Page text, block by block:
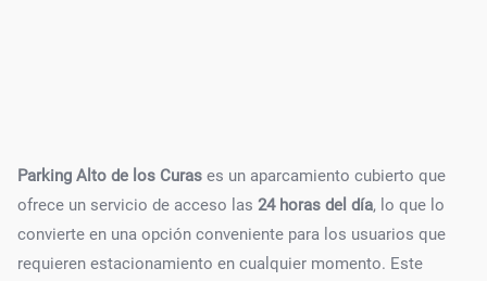
Parking Alto de los Curas es un aparcamiento cubierto que
ofrece un servicio de acceso las 24 horas del día, lo que lo
convierte en una opción conveniente para los usuarios que
requieren estacionamiento en cualquier momento. Este